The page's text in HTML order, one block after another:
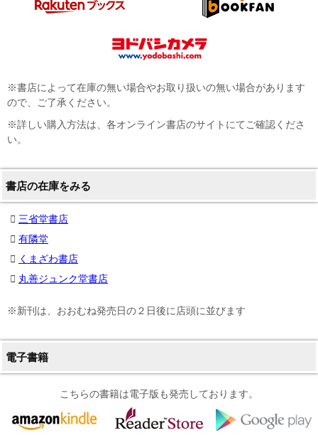
※書店によって在庫の無い場合やお取り扱いの無い場合があります
ので、ご了承ください。
※詳しい購入方法は、各オンライン書店のサイトにてご確認くださ
い。
書店の在庫をみる
三省堂書店
有隣堂
くまざわ書店
丸善ジュンク堂書店
※新刊は、おおむね発売日の２日後に店頭に並びます
電子書籍
こちらの書籍は電子版も発売しております。